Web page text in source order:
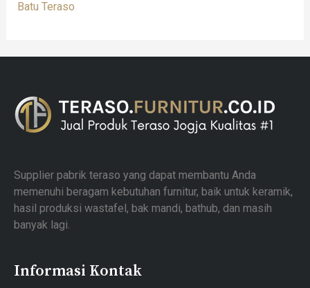
Batu Teraso
Supplier pabrik teraso yang dapat membantu Anda
memenuhi beragam kebutuhan furnitur, baik untuk keramik,
hasil produksi wastafel, bak mandi, bathub, dan masih
banyak lagi.
Informasi Kontak